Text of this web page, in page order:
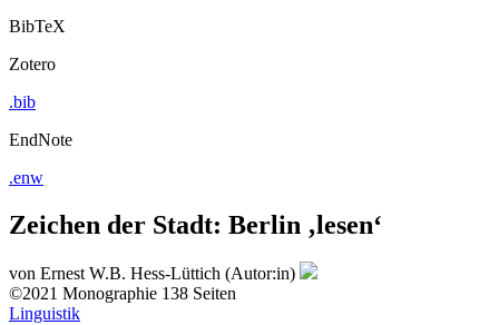
BibTeX
Zotero
.bib
EndNote
.enw
Zeichen der Stadt: Berlin ‚lesen‘
von Ernest W.B. Hess-Lüttich (Autor:in)
©2021 Monographie 138 Seiten
Linguistik